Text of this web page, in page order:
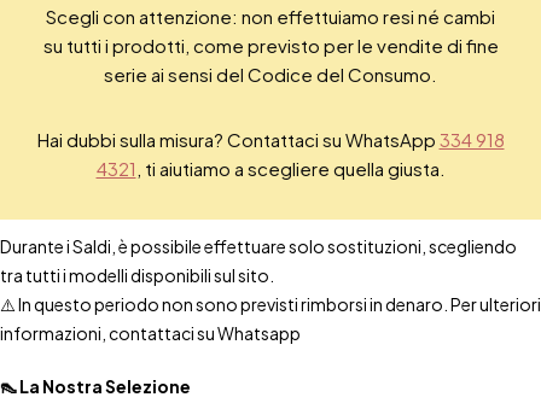
Scegli con attenzione: non effettuiamo resi né cambi
su tutti i prodotti, come previsto per le vendite di fine
serie ai sensi del Codice del Consumo.
Hai dubbi sulla misura? Contattaci su WhatsApp 334 918
4321 , ti aiutiamo a scegliere quella giusta.
Durante i Saldi, è possibile effettuare solo sostituzioni, scegliendo
tra tutti i modelli disponibili sul sito.
⚠️ In questo periodo non sono previsti rimborsi in denaro. Per ulteriori
informazioni, contattaci su Whatsapp
👠 La Nostra Selezione